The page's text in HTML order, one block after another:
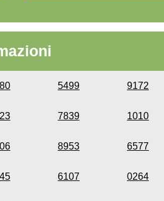
5499 9172
7839 1010
8953 6577
6107 0264